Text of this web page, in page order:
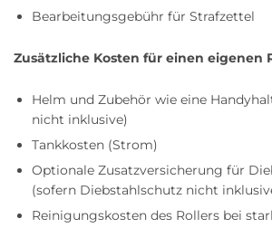
Bearbeitungsgebühr für Strafzettel
Zusätzliche Kosten für einen eigenen
Helm und Zubehör wie eine
nicht inklusive)
Tankkosten (Strom)
Optionale Zusatzversicherung für
(sofern Diebstahlschutz nicht
Reinigungskosten des Rollers bei